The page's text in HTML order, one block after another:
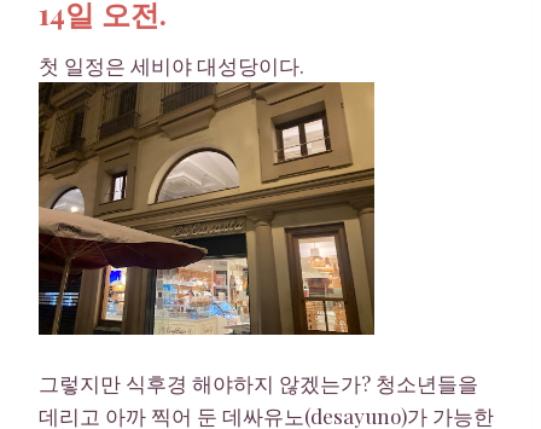
14일 오전.
첫 일정은 세비야 대성당이다.
그렇지만 식후경 해야하지 않겠는가? 청소년들을
데리고 아까 찍어 둔 데싸유노(desayuno)가 가능한